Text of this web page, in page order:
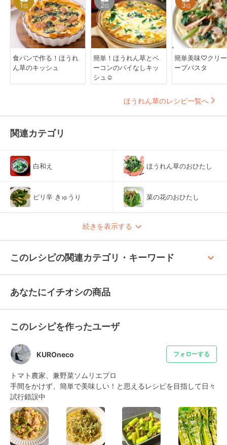
1位
食パンで作る！ほうれ
ん草のキッシュ
2位
簡単！ほうれん草とベ
ーコンのパイなしキッ
シュ☺
3位
簡単美味♡クリ
ープパスタ
ほうれん草のレシピ一覧へ
関連カテゴリ
白和え ほうれん草のおひたし
ピリ辛 きゅうり 菜の花のおひたし
続きを表示する
このレシピの関連カテゴリ・キーワード keyboard_arrow_up
あなたにイチオシの商品
このレシピを作ったユーザ
KUROneco フォローする
トマト農家、兼野菜ソムリエプロ
手間をかけず、簡単で美味しい！と思えるレシピを目指して日々
試行錯誤中